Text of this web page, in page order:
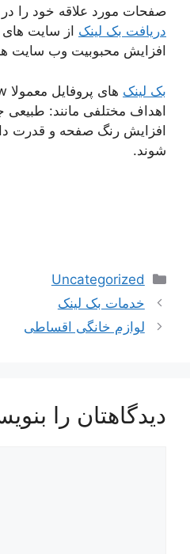
صفحات مورد علاقه خود را
دریافت بک لینک از سایت های
افزایش محبوبیت وب سایت
بک لینک
اهداف مختلفی مانند: طبیعی
افزایش رنگ صفحه و قدرت
شوند.
دسته‌ها
Uncategorized
ناوبری
نوشته‌ها
خدمات بک لینک
لوازم خانگی اقساطی
دیدگاهتان را